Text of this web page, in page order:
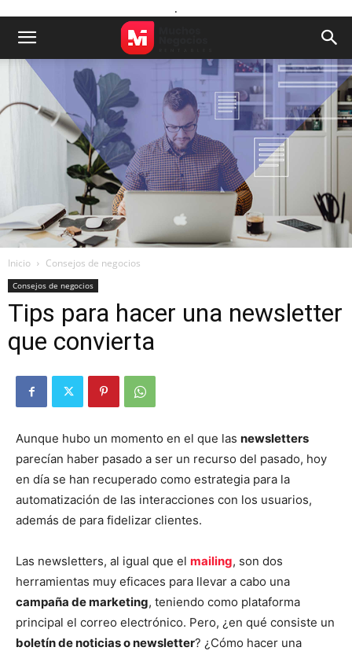
.
Inicio Consejos de negocios
Consejos de negocios
Tips para hacer una newsletter
que convierta
Aunque hubo un momento en el que las newsletters
parecían haber pasado a ser un recurso del pasado, hoy
en día se han recuperado como estrategia para la
automatización de las interacciones con los usuarios,
además de para fidelizar clientes.
Las newsletters, al igual que el mailing, son dos
herramientas muy eficaces para llevar a cabo una
campaña de marketing, teniendo como plataforma
principal el correo electrónico. Pero, ¿en qué consiste un
boletín de noticias o newsletter? ¿Cómo hacer una